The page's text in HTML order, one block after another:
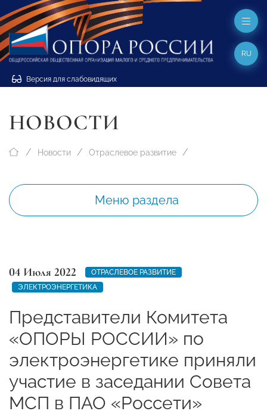
Версия для слабовидящих
RU
НОВОСТИ
Новости Отраслевое развитие
Меню раздела
04 Июля 2022
ОТРАСЛЕВОЕ РАЗВИТИЕ
ЭЛЕКТРОЭНЕРГЕТИКА
Представители Комитета
«ОПОРЫ РОССИИ» по
электроэнергетике приняли
участие в заседании Совета
МСП в ПАО «Россети»